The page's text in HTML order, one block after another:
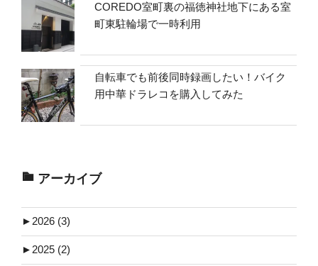
COREDO室町裏の福徳神社地下にある室
町東駐輪場で一時利用
自転車でも前後同時録画したい！バイク
用中華ドラレコを購入してみた
アーカイブ
► 2026 (3)
► 2025 (2)